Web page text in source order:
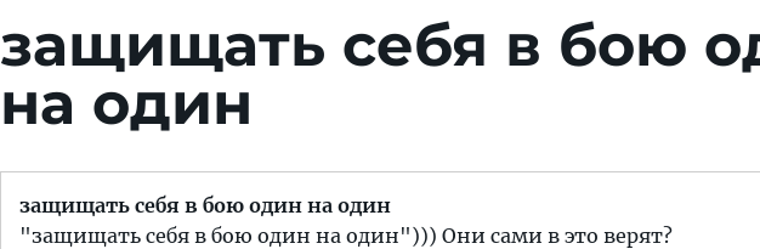
защищать себя в бою
на один
защищать себя в бою один на один
"защищать себя в бою один на один"))) Они сами в это верят?